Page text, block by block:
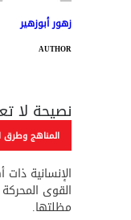
زهور أبوزهير
AUTHOR
نصيحة لا
المناهج وطرق
الإنسانية
القوى
مظلتها.